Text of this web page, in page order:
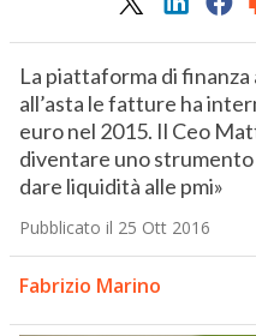
La piattaforma di
all’asta le fatture ha
euro nel 2015. Il Ceo
diventare uno
dare liquidità alle pmi»
Pubblicato il 25 Ott 2016
Fabrizio Marino